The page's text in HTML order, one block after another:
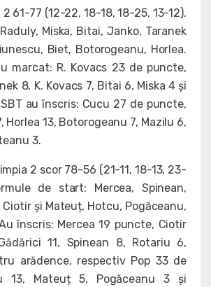
61-77 (12-22, 18-18, 18-25, 13-12).
Miska, Bitai, Janko, Taranek
Biet, Botorogeanu, Horlea.
marcat: R. Kovacs 23 de puncte,
8, K. Kovacs 7, Bitai 6, Miska 4 și
au înscris: Cucu 27 de puncte,
Horlea 13, Botorogeanu 7, Mazilu 6,
3.
2 scor 78-56 (21-11, 18-13, 23-
de start: Mercea, Spinean,
Ciotir și Mateuț, Hotcu, Pogăceanu,
înscris: Mercea 19 puncte, Ciotir
11, Spinean 8, Rotariu 6,
arădence, respectiv Pop 33 de
13, Mateuț 5, Pogăceanu 3 și